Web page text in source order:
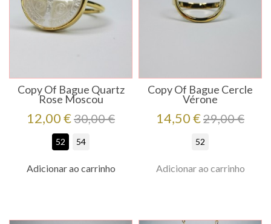
Copy Of Bague Quartz
Rose Moscou
Preço
12,00 €Preço
regular
30,00 €
52 54
Adicionar ao carrinho
Copy Of Bague Cercle
Vérone
Preço
14,50 €Preço
regular
29,00 €
52
Adicionar ao carrinho